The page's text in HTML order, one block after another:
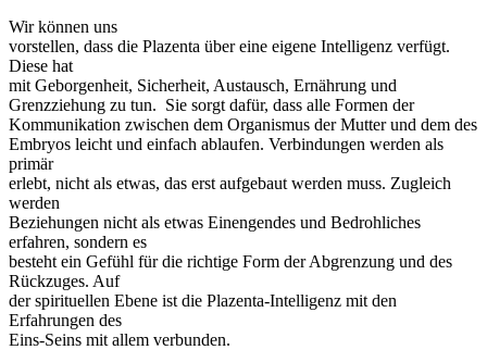
Wir können uns
vorstellen, dass die Plazenta über eine eigene Intelligenz verfügt.
Diese hat
mit Geborgenheit, Sicherheit, Austausch, Ernährung und
Grenzziehung zu tun. Sie sorgt dafür, dass alle Formen der
Kommunikation zwischen dem Organismus der Mutter und dem des
Embryos leicht und einfach ablaufen. Verbindungen werden als
primär
erlebt, nicht als etwas, das erst aufgebaut werden muss. Zugleich
werden
Beziehungen nicht als etwas Einengendes und Bedrohliches
erfahren, sondern es
besteht ein Gefühl für die richtige Form der Abgrenzung und des
Rückzuges. Auf
der spirituellen Ebene ist die Plazenta-Intelligenz mit den
Erfahrungen des
Eins-Seins mit allem verbunden.